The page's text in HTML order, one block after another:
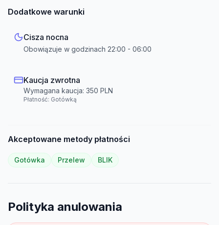
Dodatkowe warunki
Cisza nocna
Obowiązuje w godzinach 22:00 - 06:00
Kaucja zwrotna
Wymagana kaucja: 350 PLN
Płatność: Gotówką
Akceptowane metody płatności
Gotówka Przelew BLIK
Polityka anulowania